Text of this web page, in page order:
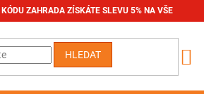
ZAHRADA ZÍSKÁTE SLEVU 5% NA VŠE
HLEDAT